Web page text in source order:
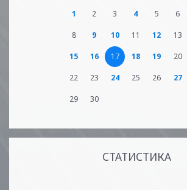
1 2 3 4 5 6
8 9 10 11 12 13
15 16 17 18 19 20
22 23 24 25 26 27
29 30
СТАТИСТИКА